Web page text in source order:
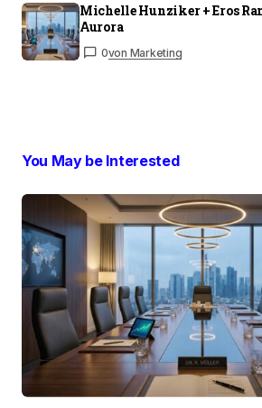
Michelle Hunziker + Eros
Aurora
0von Marketing
You May be Interested